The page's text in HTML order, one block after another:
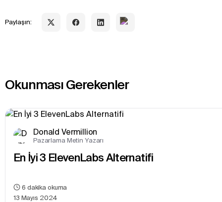
Paylaşın:
Okunması Gerekenler
Donald Vermillion
Pazarlama Metin Yazarı
En İyi 3 ElevenLabs Alternatifi
13 Mayıs 2024
6 dakika okuma